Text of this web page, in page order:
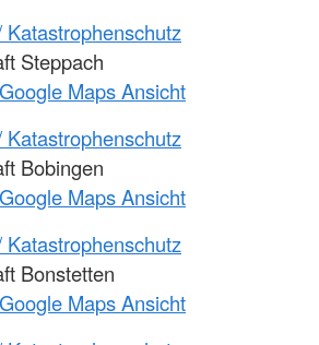
Katastrophenschutz
Steppach
Maps Ansicht
Katastrophenschutz
Bobingen
Maps Ansicht
Katastrophenschutz
Bonstetten
Maps Ansicht